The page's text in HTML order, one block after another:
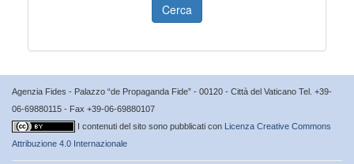
Cerca
Agenzia Fides - Palazzo “de Propaganda Fide” - 00120 - Città del Vaticano Tel. +39-
06-69880115 - Fax +39-06-69880107
I contenuti del sito sono pubblicati con Licenza Creative Commons
Attribuzione 4.0 Internazionale